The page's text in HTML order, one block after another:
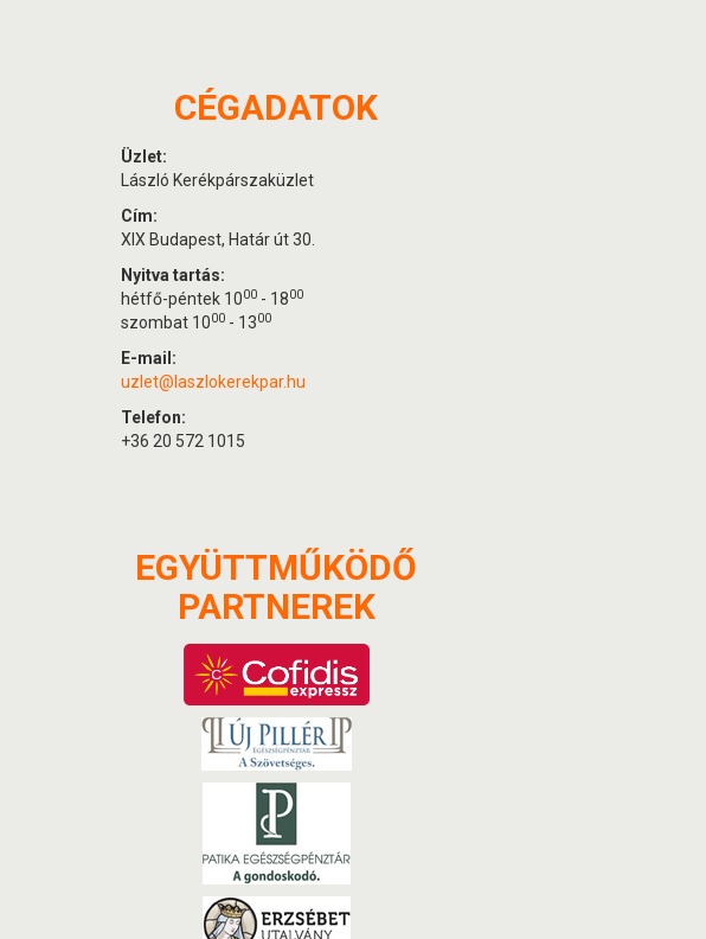
CÉGADATOK
Üzlet:
László Kerékpárszaküzlet
Cím:
XIX Budapest, Határ út 30.
Nyitva tartás:
hétfő-péntek 1000 - 1800
szombat 1000 - 1300
E-mail:
uzlet@laszlokerekpar.hu
Telefon:
+36 20 572 1015
EGYÜTTMŰKÖDŐ
PARTNEREK